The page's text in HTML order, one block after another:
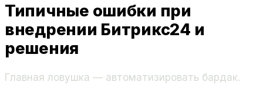
Типичные ошибки при
внедрении Битрикс24 и
решения
Главная ловушка — автоматизировать бардак.